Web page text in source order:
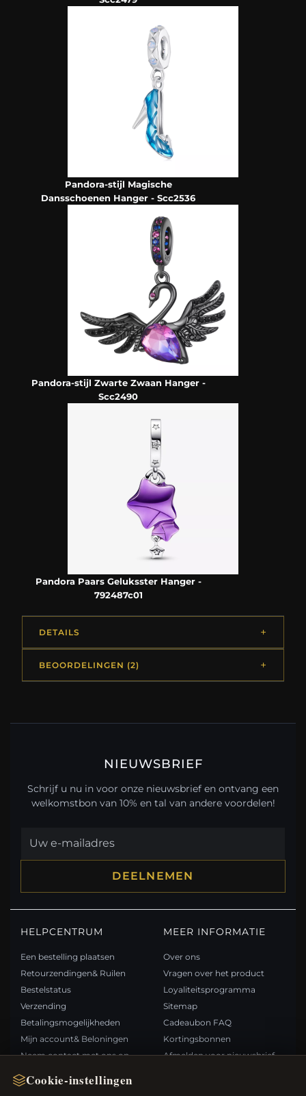
Cookie-instellingen
Pandora-stijl Magische
Dansschoenen Hanger - Scc2536
Pandora-stijl Zwarte Zwaan Hanger -
Scc2490
Pandora Paars Geluksster Hanger -
792487c01
DETAILS
BEOORDELINGEN (2)
NIEUWSBRIEF
Schrijf u nu in voor onze nieuwsbrief en ontvang een
welkomstbon van 10% en tal van andere voordelen!
DEELNEMEN
HELPCENTRUM
Een bestelling plaatsen
Retourzendingen& Ruilen
Bestelstatus
Verzending
Betalingsmogelijkheden
Mijn account& Beloningen
Neem contact met ons op
MEER INFORMATIE
Over ons
Vragen over het product
Loyaliteitsprogramma
Sitemap
Cadeaubon FAQ
Kortingsbonnen
Afmelden voor nieuwsbrief